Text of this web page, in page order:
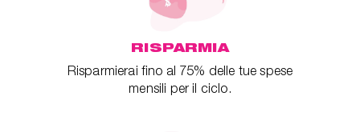
RISPARMIA
Risparmierai fino al 75% delle tue spese
mensili per il ciclo.